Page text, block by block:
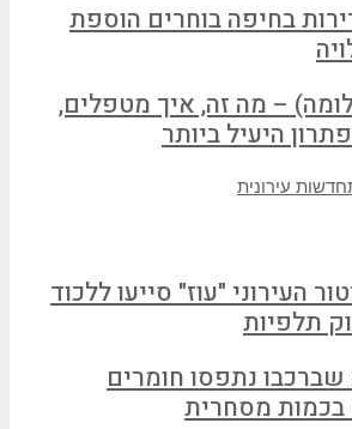
בחיפה בוחרים הוספת
– מה זה, איך מטפלים,
היעיל ביותר
העירוני "עוז" סייעו ללכוד
תלפיות
נתפסו חומרים
מסחרית